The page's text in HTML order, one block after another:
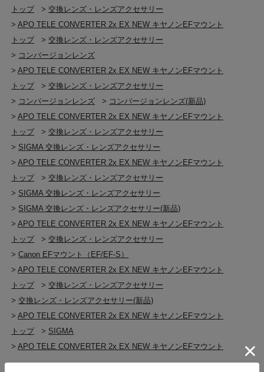
トップ >交換レンズ・レンズアクセサリー
>APO TELE CONVERTER 2x EX NEW キヤノンEFマウント
トップ
>交換レンズ・レンズアクセサリー
> コンバージョンレンズ
>APO TELE CONVERTER 2x EX NEW キヤノンEFマウント
トップ
>交換レンズ・レンズアクセサリー
> コンバージョンレンズ > コンバージョンレンズ(新品)
>APO TELE CONVERTER 2x EX NEW キヤノンEFマウント
トップ
>交換レンズ・レンズアクセサリー
> SIGMA 交換レンズ・レンズアクセサリー
>APO TELE CONVERTER 2x EX NEW キヤノンEFマウント
トップ
>交換レンズ・レンズアクセサリー
> SIGMA 交換レンズ・レンズアクセサリー
> SIGMA 交換レンズ・レンズアクセサリー(新品)
>APO TELE CONVERTER 2x EX NEW キヤノンEFマウント
トップ
>交換レンズ・レンズアクセサリー
>Canon EFマウント（EF/EF-S）
>APO TELE CONVERTER 2x EX NEW キヤノンEFマウント
トップ
>交換レンズ・レンズアクセサリー
>交換レンズ・レンズアクセサリー(新品)
>APO TELE CONVERTER 2x EX NEW キヤノンEFマウント
トップ
> SIGMA
>APO TELE CONVERTER 2x EX NEW キヤノンEFマウント